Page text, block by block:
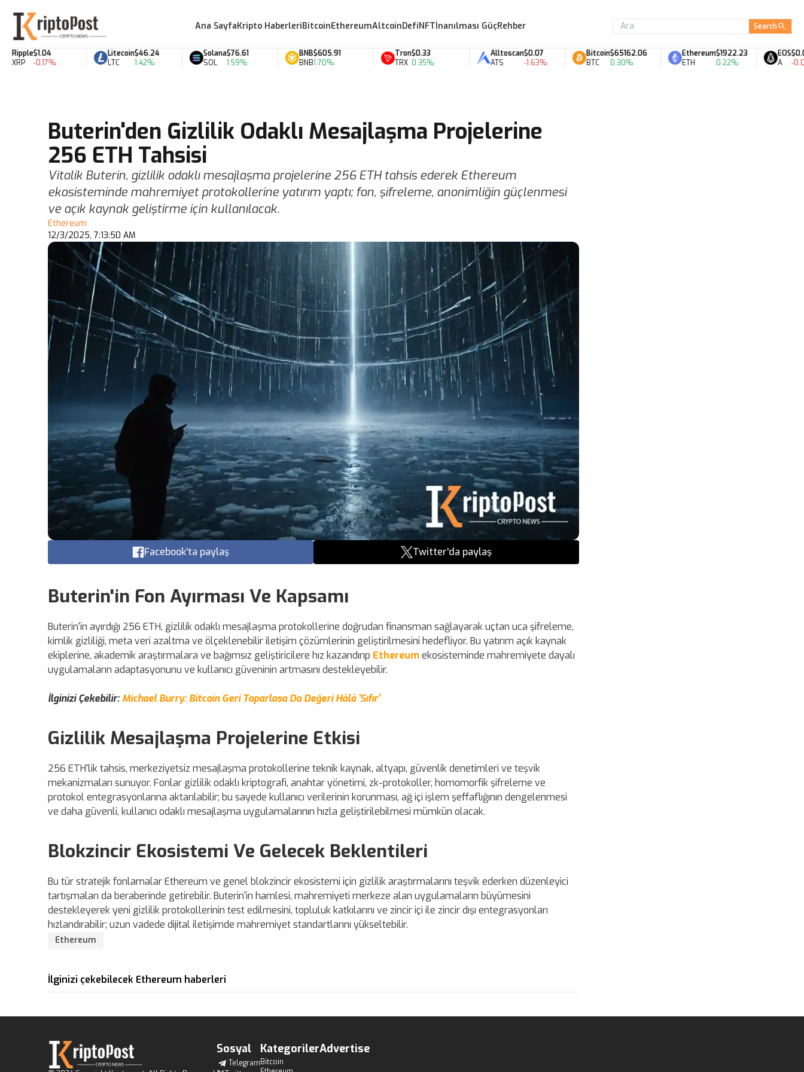
Ana SayfaKripto HaberleriBitcoinEthereumAltcoinDefiNFTİnanılması GüçRehber Search
$1.04
-0.17%
Litecoin
LTC
$46.24
1.42%
Solana
SOL
$76.61
1.59%
BNB
BNB
$605.91
1.70%
Tron
TRX
$0.33
0.35%
Alltoscan
ATS
$0.07
-1.63%
Bitcoin
BTC
$65162.06
0.30%
Ethereum
ETH
$1922.23
0.22%
EOS
A
$0.06
-0.09%
Buterin'den Gizlilik Odaklı Mesajlaşma Projelerine
256 ETH Tahsisi
Vitalik Buterin, gizlilik odaklı mesajlaşma projelerine 256 ETH tahsis ederek Ethereum
ekosisteminde mahremiyet protokollerine yatırım yaptı; fon, şifreleme, anonimliğin güçlenmesi
ve açık kaynak geliştirme için kullanılacak.
Ethereum
12/3/2025, 7:13:50 AM
Facebook'ta paylaş Twitter'da paylaş
Buterin'in Fon Ayırması Ve Kapsamı
Buterin'in ayırdığı 256 ETH, gizlilik odaklı mesajlaşma protokollerine doğrudan finansman sağlayarak uçtan uca şifreleme,
kimlik gizliliği, meta veri azaltma ve ölçeklenebilir iletişim çözümlerinin geliştirilmesini hedefliyor. Bu yatırım açık kaynak
ekiplerine, akademik araştırmalara ve bağımsız geliştiricilere hız kazandırıp Ethereumekosisteminde mahremiyete dayalı
uygulamaların adaptasyonunu ve kullanıcı güveninin artmasını destekleyebilir.
İlginizi Çekebilir:Michael Burry: Bitcoin Geri Toparlasa Da Değeri Hâlâ 'Sıfır'
Gizlilik Mesajlaşma Projelerine Etkisi
256 ETH'lik tahsis, merkeziyetsiz mesajlaşma protokollerine teknik kaynak, altyapı, güvenlik denetimleri ve teşvik
mekanizmaları sunuyor. Fonlar gizlilik odaklı kriptografi, anahtar yönetimi, zk-protokoller, homomorfik şifreleme ve
protokol entegrasyonlarına aktarılabilir; bu sayede kullanıcı verilerinin korunması, ağ içi işlem şeffaflığının dengelenmesi
ve daha güvenli, kullanıcı odaklı mesajlaşma uygulamalarının hızla geliştirilebilmesi mümkün olacak.
Blokzincir Ekosistemi Ve Gelecek Beklentileri
Bu tür stratejik fonlamalar Ethereum ve genel blokzincir ekosistemi için gizlilik araştırmalarını teşvik ederken düzenleyici
tartışmaları da beraberinde getirebilir. Buterin'in hamlesi, mahremiyeti merkeze alan uygulamaların büyümesini
destekleyerek yeni gizlilik protokollerinin test edilmesini, topluluk katkılarını ve zincir içi ile zincir dışı entegrasyonları
hızlandırabilir; uzun vadede dijital iletişimde mahremiyet standartlarını yükseltebilir.
Ethereum
İlginizi çekebilecek Ethereum haberleri
Sosyal
Telegram
Kategoriler
Bitcoin
Advertise